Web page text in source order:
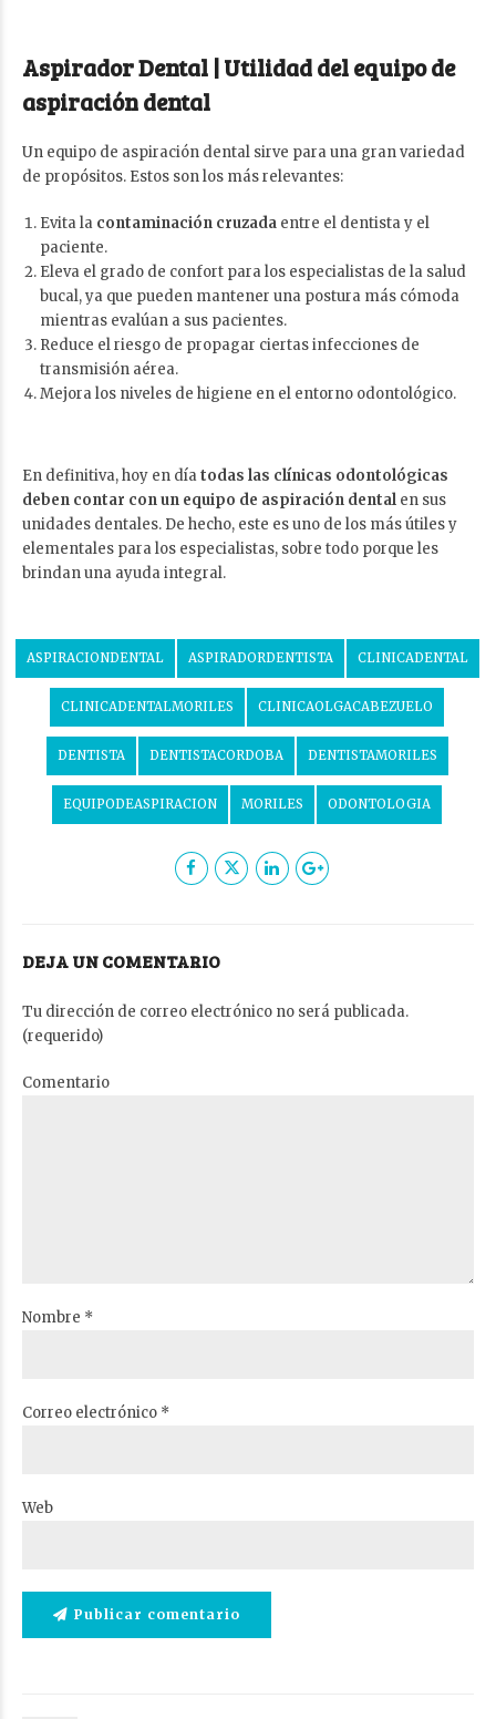
Aspirador Dental |Utilidad del equipo de
aspiración dental
Un equipo de aspiración dental sirve para una gran variedad
de propósitos. Estos son los más relevantes:
Evita lacontaminación cruzadaentre el dentista y el
paciente.
Eleva el grado de confort para los especialistas de la salud
bucal, ya que pueden mantener una postura más cómoda
mientras evalúan a sus pacientes.
Reduce el riesgo de propagar ciertas infecciones de
transmisión aérea.
Mejora los niveles de higiene en el entorno odontológico.
En definitiva, hoy en díatodas las clínicas odontológicas
deben contar con un equipo de aspiración dental en sus
unidades dentales. De hecho, este es uno de los más útiles y
elementales para los especialistas, sobre todo porque les
brindan una ayuda integral.
ASPIRACIONDENTAL ASPIRADORDENTISTA CLINICADENTAL
CLINICADENTALMORILES CLINICAOLGACABEZUELO
DENTISTA DENTISTACORDOBA DENTISTAMORILES
EQUIPODEASPIRACION MORILES ODONTOLOGIA
DEJA UN COMENTARIO
Tu dirección de correo electrónico no será publicada.
(requerido)
Comentario
Nombre *
Correo electrónico *
Web
Publicar comentario